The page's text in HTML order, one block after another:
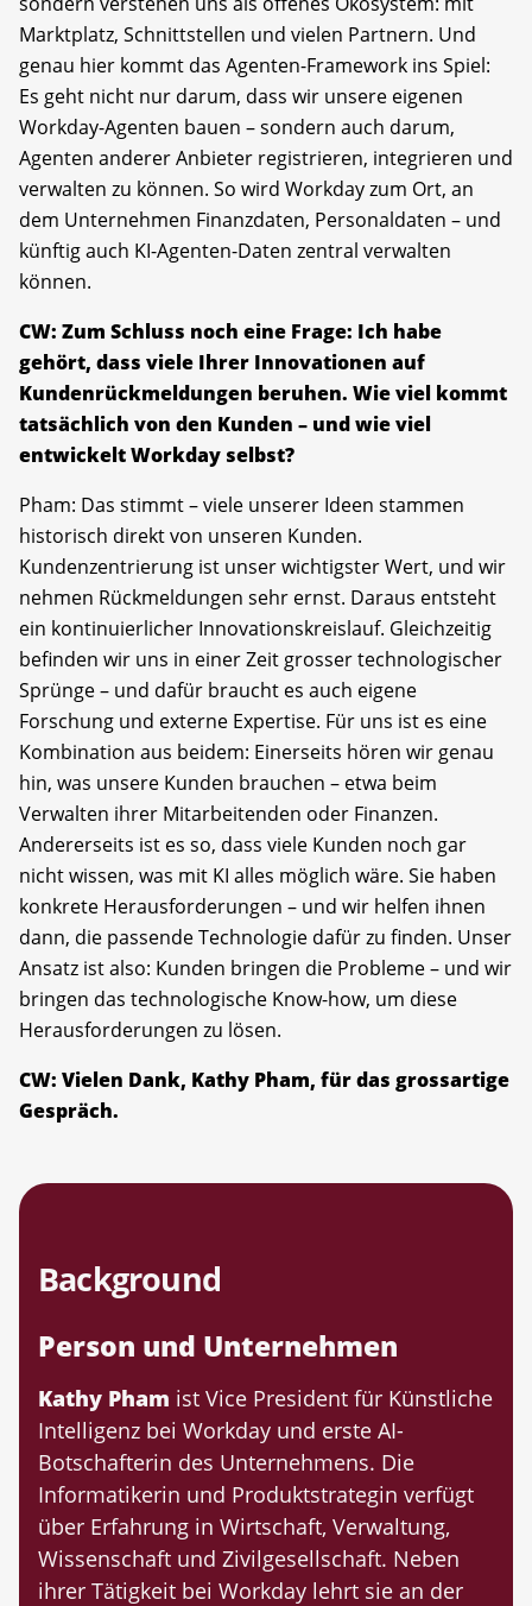
Marktplatz, Schnittstellen und vielen Partnern. Und
genau hier kommt das Agenten-Framework ins Spiel:
Es geht nicht nur darum, dass wir unsere eigenen
Workday-Agenten bauen – sondern auch darum,
Agenten anderer Anbieter registrieren, integrieren und
verwalten zu können. So wird Workday zum Ort, an
dem Unternehmen Finanzdaten, Personaldaten – und
künftig auch KI-Agenten-Daten zentral verwalten
können.
CW: Zum Schluss noch eine Frage: Ich habe
gehört, dass viele Ihrer Innovationen auf
Kundenrückmeldungen beruhen. Wie viel kommt
tatsächlich von den Kunden – und wie viel
entwickelt Workday selbst?
Pham: Das stimmt – viele unserer Ideen stammen
historisch direkt von unseren Kunden.
Kundenzentrierung ist unser wichtigster Wert, und wir
nehmen Rückmeldungen sehr ernst. Daraus entsteht
ein kontinuierlicher Innovationskreislauf. Gleichzeitig
befinden wir uns in einer Zeit grosser technologischer
Sprünge – und dafür braucht es auch eigene
Forschung und externe Expertise. Für uns ist es eine
Kombination aus beidem: Einerseits hören wir genau
hin, was unsere Kunden brauchen – etwa beim
Verwalten ihrer Mitarbeitenden oder Finanzen.
Andererseits ist es so, dass viele Kunden noch gar
nicht wissen, was mit KI alles möglich wäre. Sie haben
konkrete Herausforderungen – und wir helfen ihnen
dann, die passende Technologie dafür zu finden. Unser
Ansatz ist also: Kunden bringen die Probleme – und wir
bringen das technologische Know-how, um diese
Herausforderungen zu lösen.
CW: Vielen Dank, Kathy Pham, für das grossartige
Gespräch.
Background
Person und Unternehmen
Kathy Pham ist Vice President für Künstliche
Intelligenz bei Workday und erste AI-
Botschafterin des Unternehmens. Die
Informatikerin und Produktstrategin verfügt
über Erfahrung in Wirtschaft, Verwaltung,
Wissenschaft und Zivilgesellschaft. Neben
ihrer Tätigkeit bei Workday lehrt sie an der